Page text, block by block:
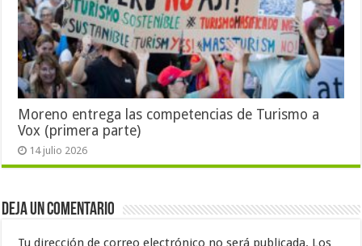
Moreno entrega las competencias de Turismo a
Vox (primera parte)
14 julio 2026
Deja un comentario
Tu dirección de correo electrónico no será publicada. Los